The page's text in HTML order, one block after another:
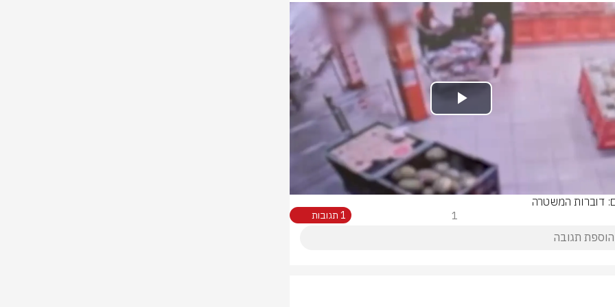
Play
Video
דוברות המשטרה
1 1 תגובות